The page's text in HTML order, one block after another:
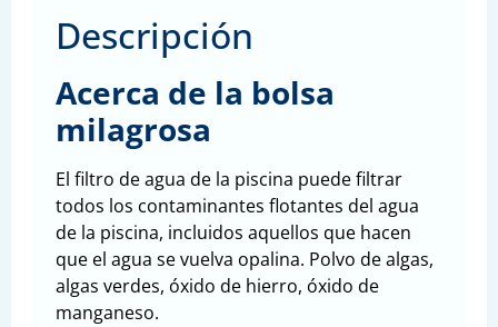
Descripción
Acerca de la bolsa
milagrosa
El filtro de agua de la piscina puede filtrar
todos los contaminantes flotantes del agua
de la piscina, incluidos aquellos que hacen
que el agua se vuelva opalina. Polvo de algas,
algas verdes, óxido de hierro, óxido de
manganeso.